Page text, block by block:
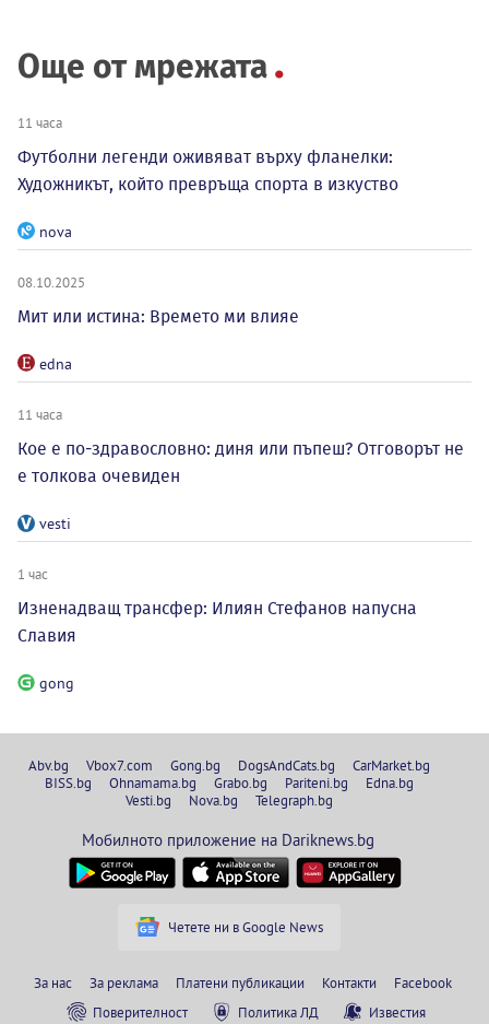
Още от мрежата
11 часа
Футболни легенди оживяват върху фланелки:
Художникът, който превръща спорта в изкуство
nova
08.10.2025
Мит или истина: Времето ми влияе
edna
11 часа
Кое е по-здравословно: диня или пъпеш? Отговорът не
е толкова очевиден
vesti
1 час
Изненадващ трансфер: Илиян Стефанов напусна
Славия
gong
Abv.bg Vbox7.com Gong.bg DogsAndCats.bg
CarMarket.bg
BISS.bg
Ohnamama.bg Grabo.bg Pariteni.bg
Edna.bg
Vesti.bg
Nova.bg Telegraph.bg
Мобилното приложение на Dariknews.bg
Четете ни в Google News
За нас За реклама Платени публикации Контакти
Facebook
Поверителност
Политика ЛД Известия